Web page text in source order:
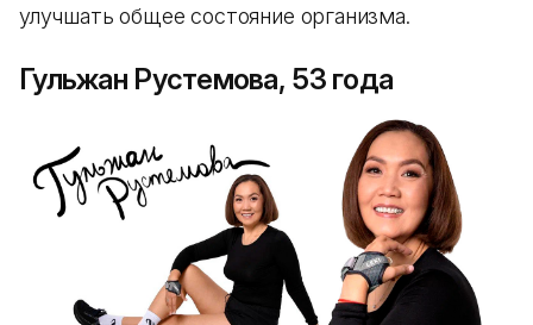
улучшать общее состояние организма.
Гульжан Рустемова, 53 года